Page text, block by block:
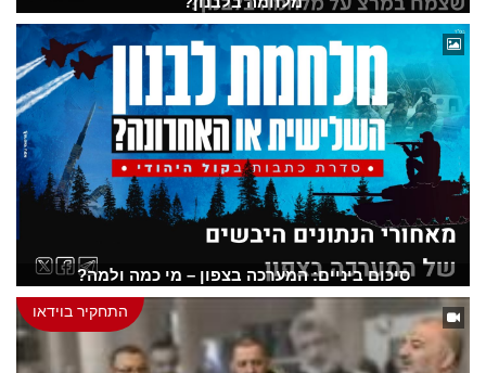
סיכום ביניים: המערכה בצפון – מי כמה ולמה?
התחקיר בוידאו